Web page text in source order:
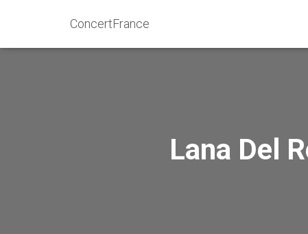
ConcertFrance
Lana Del